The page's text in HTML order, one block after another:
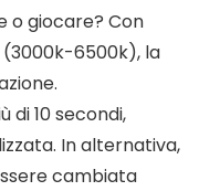
o giocare? Con
6500k), la
di 10 secondi,
In alternativa,
cambiata